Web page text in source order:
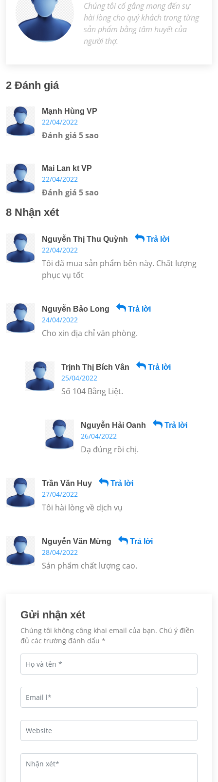
Chúng tôi cố gắng mang đến sự
hài lòng cho quý khách trong từng
sản phẩm bằng tâm huyết của
người thợ.
2 Đánh giá
Mạnh Hùng VP
22/04/2022
Đánh giá 5 sao
Mai Lan kt VP
22/04/2022
Đánh giá 5 sao
8 Nhận xét
Nguyễn Thị Thu Quỳnh Trả lời
22/04/2022
Tôi đã mua sản phẩm bên này. Chất lượng
phục vụ tốt
Nguyễn Bảo Long Trả lời
24/04/2022
Cho xin địa chỉ văn phòng.
Trịnh Thị Bích Vân Trả lời
25/04/2022
Số 104 Bằng Liệt.
Nguyễn Hải Oanh Trả lời
26/04/2022
Dạ đúng rồi chị.
Trần Văn Huy Trả lời
27/04/2022
Tôi hài lòng về dịch vụ
Nguyễn Văn Mừng Trả lời
28/04/2022
Sản phẩm chất lượng cao.
Gửi nhận xét
Chúng tôi không công khai email của bạn. Chú ý điền
đủ các trường đánh dấu *